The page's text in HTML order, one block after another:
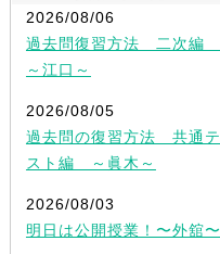
2026/08/06
過去問復習方法 二次編
～江口～
2026/08/05
過去問の復習方法 共通テ
スト編 ～眞木～
2026/08/03
明日は公開授業！〜外舘〜